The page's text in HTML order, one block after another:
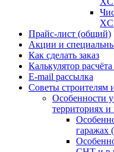
Прайс-лист (общий)
Акции и
Как сделать заказ
Калькулятор
E-mail рассылка
Советы строителям
Особенности
территориях
гаражах